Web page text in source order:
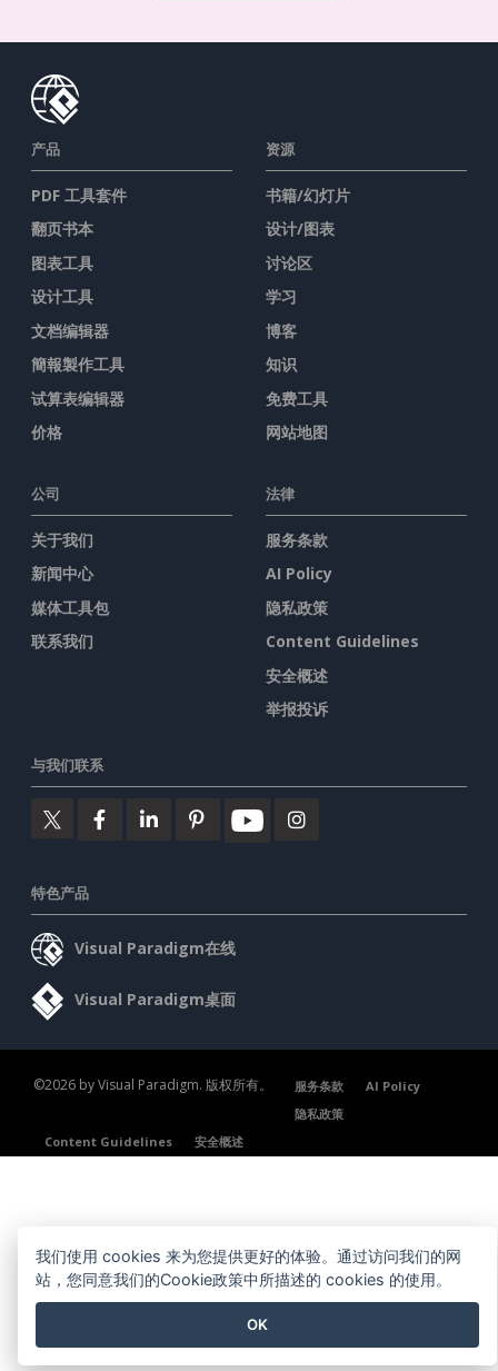
产品
PDF 工具套件
翻页书本
图表工具
设计工具
文档编辑器
簡報製作工具
试算表编辑器
价格
资源
书籍/幻灯片
设计/图表
讨论区
学习
博客
知识
免费工具
网站地图
公司
关于我们
新闻中心
媒体工具包
联系我们
法律
服务条款
AI Policy
隐私政策
Content Guidelines
安全概述
举报投诉
与我们联系
特色产品
Visual Paradigm在线
Visual Paradigm桌面
©2026 by Visual Paradigm. 版权所有。 服务条款
AI Policy
隐私政策
Content Guidelines
安全概述
我们使用 cookies 来为您提供更好的体验。通过访问我们的网
站，您同意我们的Cookie政策中所描述的 cookies 的使用。
OK